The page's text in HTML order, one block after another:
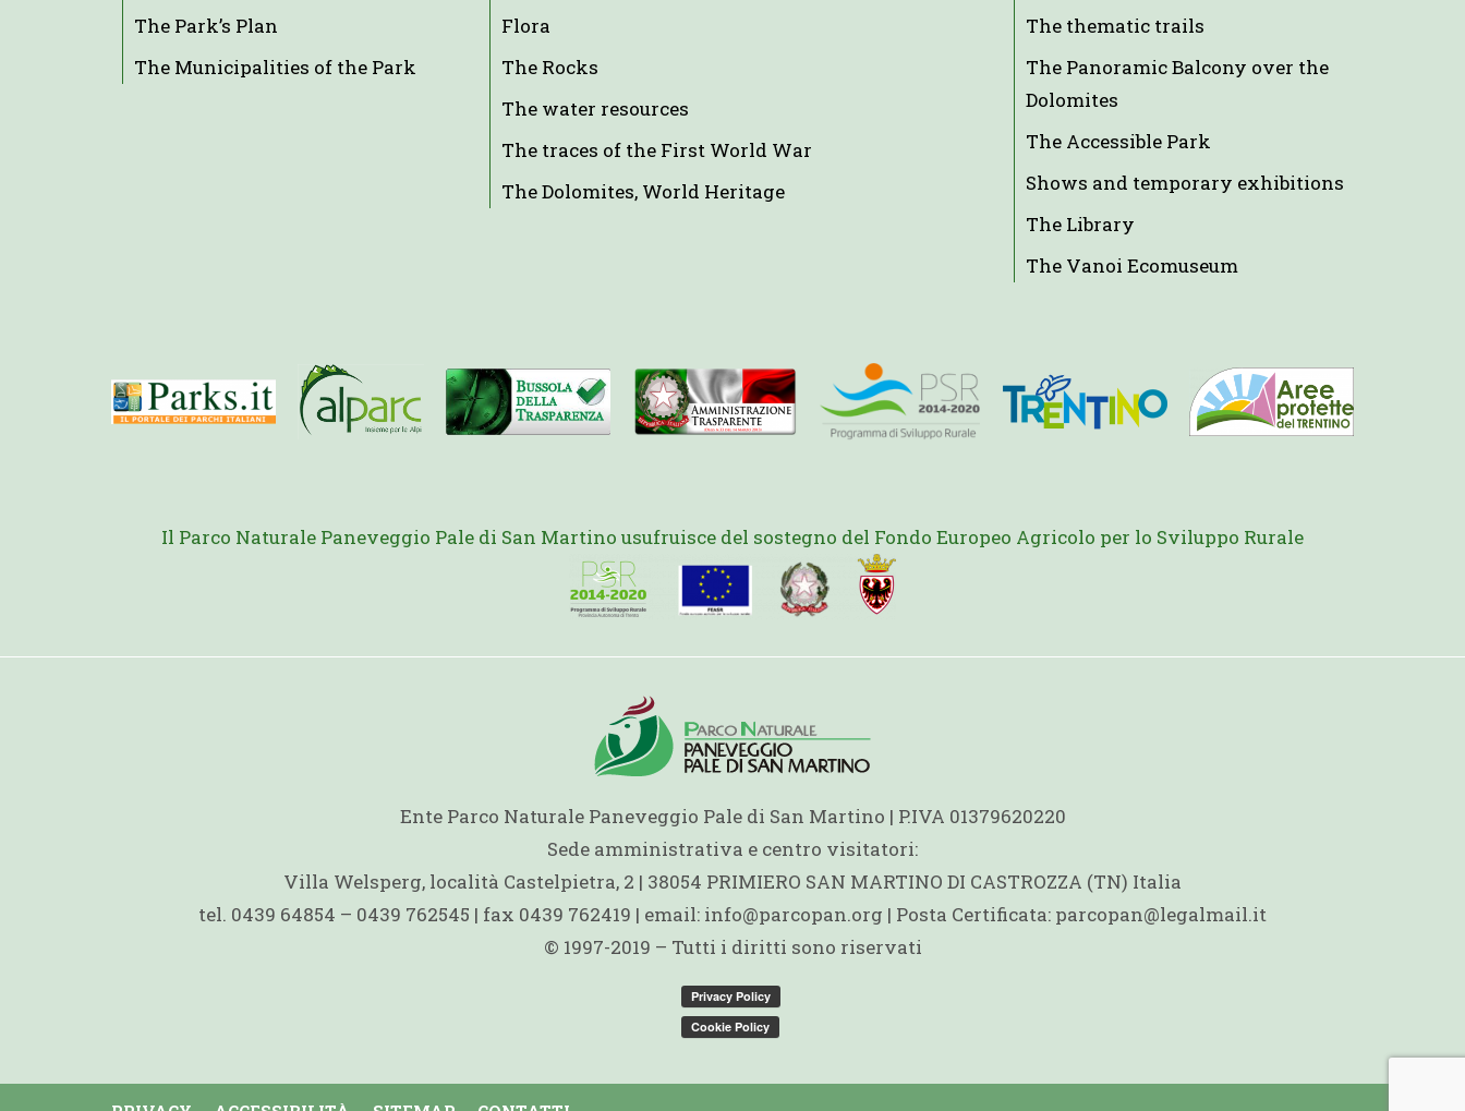
The Park’s Plan
The Municipalities of the Park
Flora
The Rocks
The water resources
The traces of the First World War
The Dolomites, World Heritage
The thematic trails
The Panoramic Balcony over the
Dolomites
The Accessible Park
Shows and temporary exhibitions
The Library
The Vanoi Ecomuseum
Il Parco Naturale Paneveggio Pale di San Martino usufruisce del sostegno del Fondo Europeo Agricolo per lo Sviluppo Rurale
Ente Parco Naturale Paneveggio Pale di San Martino | P.IVA 01379620220
Sede amministrativa e centro visitatori:
Villa Welsperg, località Castelpietra, 2 | 38054 PRIMIERO SAN MARTINO DI CASTROZZA (TN) Italia
tel. 0439 64854 – 0439 762545 | fax 0439 762419 | email: info@parcopan.org | Posta Certificata: parcopan@legalmail.it
© 1997-2019 – Tutti i diritti sono riservati